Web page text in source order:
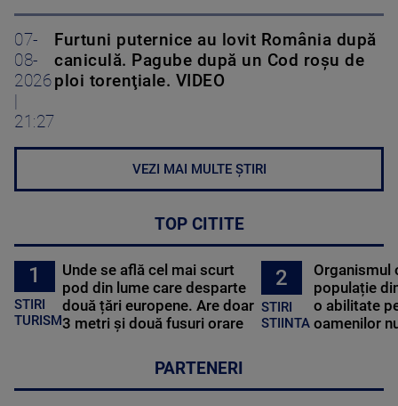
07-
08-
2026
21:27
Furtuni puternice au lovit România după
caniculă. Pagube după un Cod roşu de
ploi torenţiale. VIDEO
VEZI MAI MULTE ȘTIRI
TOP CITITE
1
STIRI
TURISM
Unde se află cel mai scurt
pod din lume care desparte
două țări europene. Are doar
3 metri și două fusuri orare
2
STIRI
STIINTA
Organismul
populație
o abilitate
oamenilor
PARTENERI